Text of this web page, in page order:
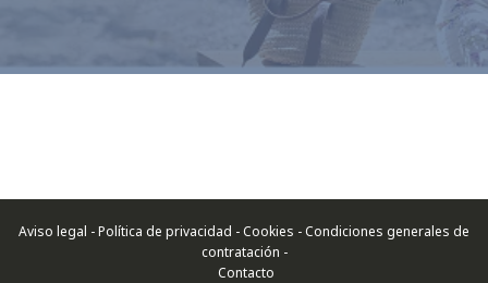
Aviso legal - Política de privacidad - Cookies - Condiciones generales de
contratación -
Contacto